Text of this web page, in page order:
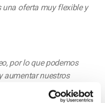
una oferta muy flexible y
por lo que podemos
aumentar nuestros